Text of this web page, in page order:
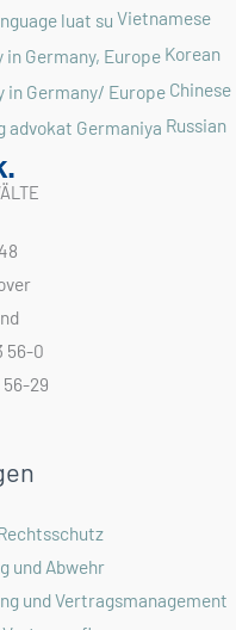
Vietnamese
Korean
Chinese
Russian
56-0
56-29
und Abwehr
und Vertragsmanagement